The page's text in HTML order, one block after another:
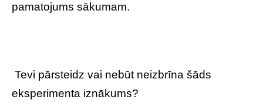
pamatojums sākumam.
Tevi pārsteidz vai nebūt neizbrīna šāds
eksperimenta iznākums?